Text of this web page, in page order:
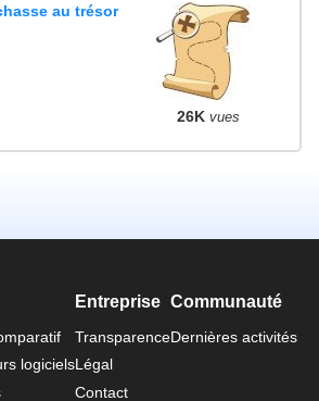
au trésor
26K vues
logiciels
Entreprise
Transparence
Légal
Contact
Communauté
Dernières activités